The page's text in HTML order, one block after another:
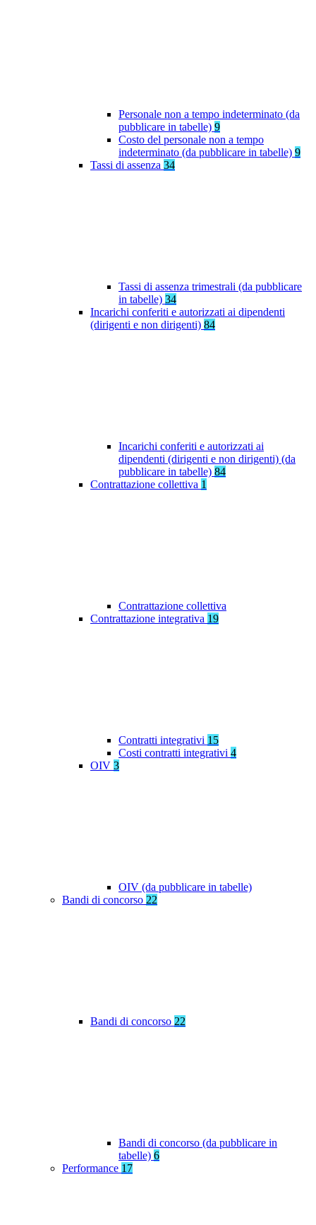
Personale non a tempo indeterminato (da
pubblicare in tabelle) 9
Costo del personale non a tempo
indeterminato (da pubblicare in tabelle) 9
Tassi di assenza 34
Tassi di assenza trimestrali (da pubblicare
in tabelle) 34
Incarichi conferiti e autorizzati ai dipendenti
(dirigenti e non dirigenti) 84
Incarichi conferiti e autorizzati ai
dipendenti (dirigenti e non dirigenti) (da
pubblicare in tabelle) 84
Contrattazione collettiva 1
Contrattazione collettiva
Contrattazione integrativa 19
Contratti integrativi 15
Costi contratti integrativi 4
OIV 3
OIV (da pubblicare in tabelle)
Bandi di concorso 22
Bandi di concorso 22
Bandi di concorso (da pubblicare in
tabelle) 6
Performance 17